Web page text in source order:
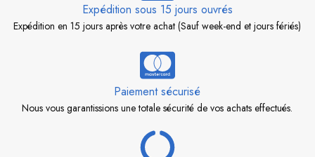
Expédition sous 15 jours ouvrés
Expédition en 15 jours après votre achat (Sauf week-end et jours fériés)
Paiement sécurisé
Nous vous garantissions une totale sécurité de vos achats effectués.